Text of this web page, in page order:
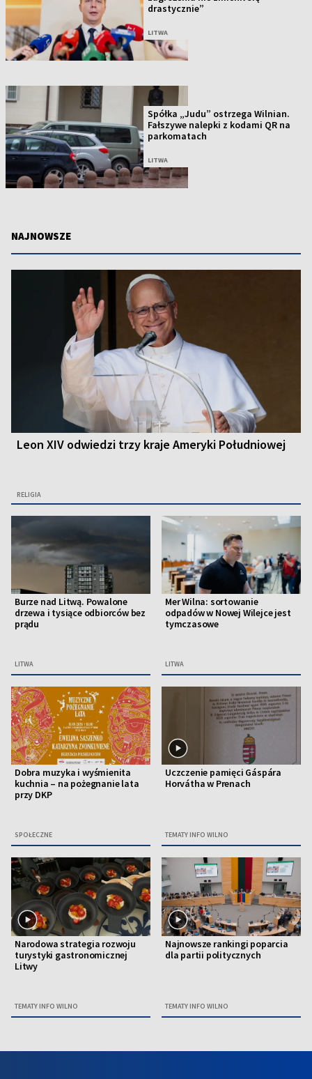
drastycznie”
LITWA
Spółka „Judu” ostrzega Wilnian.
Fałszywe nalepki z kodami QR na
parkomatach
LITWA
NAJNOWSZE
Leon XIV odwiedzi trzy kraje Ameryki Południowej
RELIGIA
Burze nad Litwą. Powalone
drzewa i tysiące odbiorców bez
prądu
LITWA
Mer Wilna: sortowanie
odpadów w Nowej Wilejce jest
tymczasowe
LITWA
Dobra muzyka i wyśmienita
kuchnia – na pożegnanie lata
przy DKP
SPOŁECZNE
Uczczenie pamięci Gáspára
Horvátha w Prenach
TEMATY INFO WILNO
Narodowa strategia rozwoju
turystyki gastronomicznej
Litwy
TEMATY INFO WILNO
Najnowsze rankingi poparcia
dla partii politycznych
TEMATY INFO WILNO